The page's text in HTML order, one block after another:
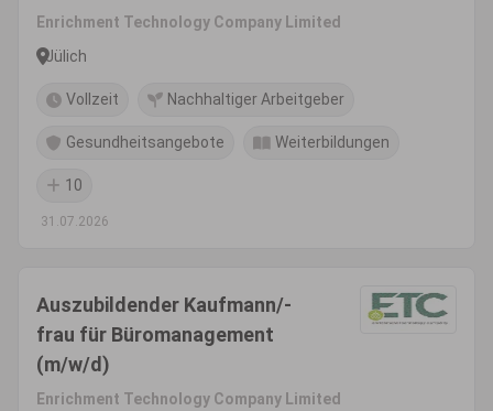
Enrichment Technology Company Limited
Jülich
Vollzeit Nachhaltiger Arbeitgeber
Gesundheitsangebote Weiterbildungen
10
31.07.2026
Auszubildender Kaufmann/-
frau für Büromanagement
(m/w/d)
Enrichment Technology Company Limited